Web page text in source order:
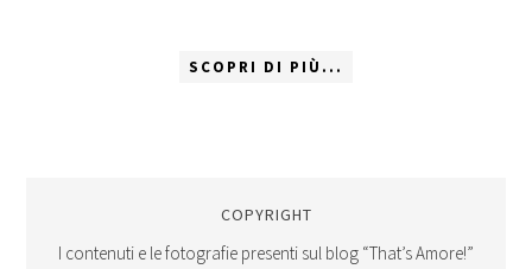
SCOPRI DI PIÙ...
COPYRIGHT
I contenuti e le fotografie presenti sul blog “That’s Amore!”